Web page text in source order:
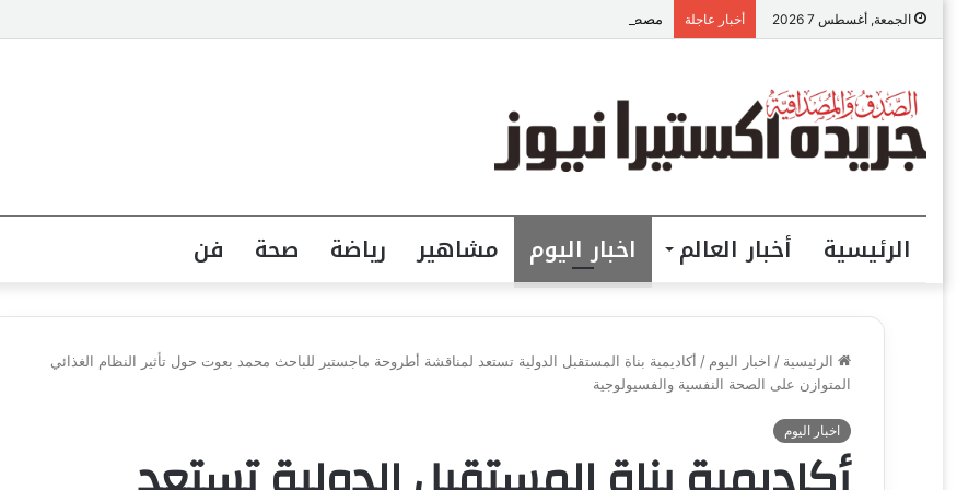
الجمعة, أغسطس 7 2026 أخبار عاجلة مصطفى الحداد المحامى: المواجهة القانونية لخطاب الكراهية تبدأ بتشريع واضح ووعي مجتمعي
الرئيسية أخبار العالم اخبار اليوم مشاهير رياضة صحة فن
الرئيسية / اخبار اليوم / أكاديمية بناة المستقبل الدولية تستعد لمناقشة أطروحة ماجستير للباحث محمد بعوت حول تأثير النظام الغذائي
المتوازن على الصحة النفسية والفسيولوجية
اخبار اليوم